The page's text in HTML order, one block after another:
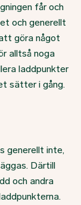
får och
och generellt
göra något
alltså noga
laddpunkter
sätter i gång.
generellt inte,
Därtill
och andra